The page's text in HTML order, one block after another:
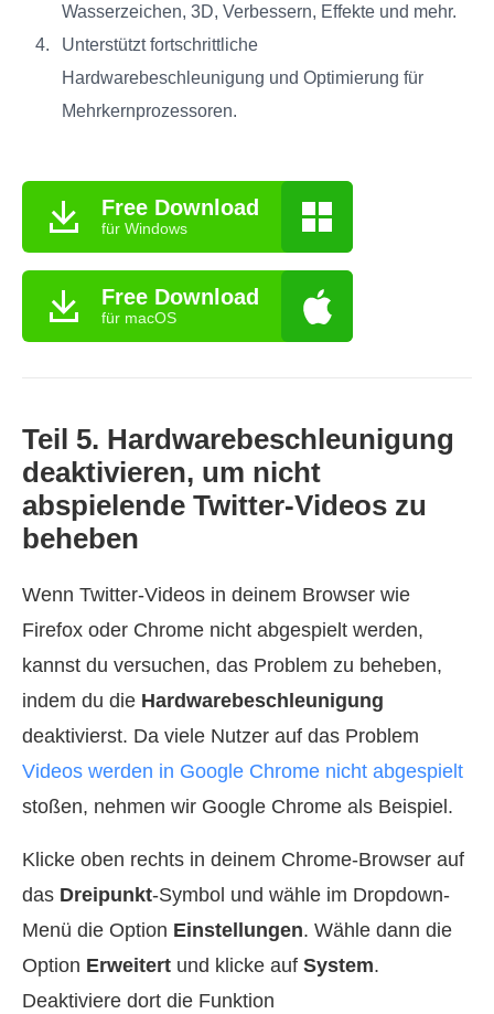
Wasserzeichen, 3D, Verbessern, Effekte und mehr.
Unterstützt fortschrittliche
Hardwarebeschleunigung und Optimierung für
Mehrkernprozessoren.
Free Download
für Windows
Free Download
für macOS
Teil 5. Hardwarebeschleunigung
deaktivieren, um nicht
abspielende Twitter-Videos zu
beheben
Wenn Twitter-Videos in deinem Browser wie
Firefox oder Chrome nicht abgespielt werden,
kannst du versuchen, das Problem zu beheben,
indem du die Hardwarebeschleunigung
deaktivierst. Da viele Nutzer auf das Problem
Videos werden in Google Chrome nicht abgespielt
stoßen, nehmen wir Google Chrome als Beispiel.
Klicke oben rechts in deinem Chrome-Browser auf
das Dreipunkt-Symbol und wähle im Dropdown-
Menü die Option Einstellungen. Wähle dann die
Option Erweitert und klicke auf System.
Deaktiviere dort die Funktion